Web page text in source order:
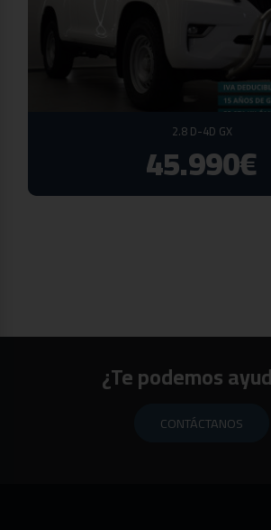
2.8 D-4D GX
45.990€
¿Te podemos
CONTÁCTANOS